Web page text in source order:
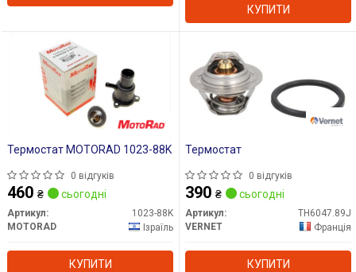
КУПИТИ
Термостат MOTORAD 1023-88K
0 відгуків
460 ₴ сьогодні
Артикул:
1023-88K
MOTORAD
Ізраїль
КУПИТИ
Термостат
0 відгуків
390 ₴ сьогодні
Артикул:
TH6047.89J
VERNET
Франція
КУПИТИ